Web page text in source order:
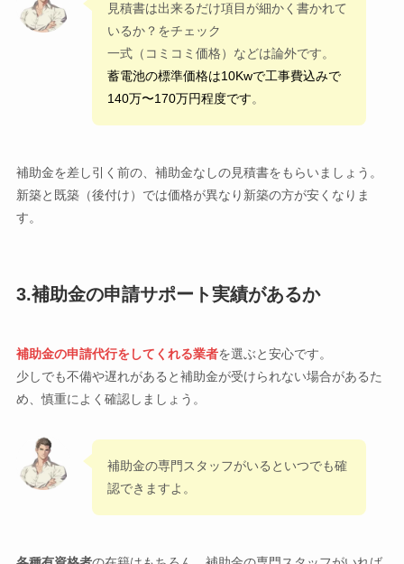
見積書は出来るだけ項目が細かく書かれて
いるか？をチェック
一式（コミコミ価格）などは論外です。
蓄電池の標準価格は10Kwで工事費込みで
140万〜170万円程度です。
補助金を差し引く前の、補助金なしの見積書をもらいましょう。
新築と既築（後付け）では価格が異なり新築の方が安くなりま
す。
3.補助金の申請サポート実績があるか
補助金の申請代行をしてくれる業者を選ぶと安心です。
少しでも不備や遅れがあると補助金が受けられない場合があるた
め、慎重によく確認しましょう。
補助金の専門スタッフがいるといつでも確
認できますよ。